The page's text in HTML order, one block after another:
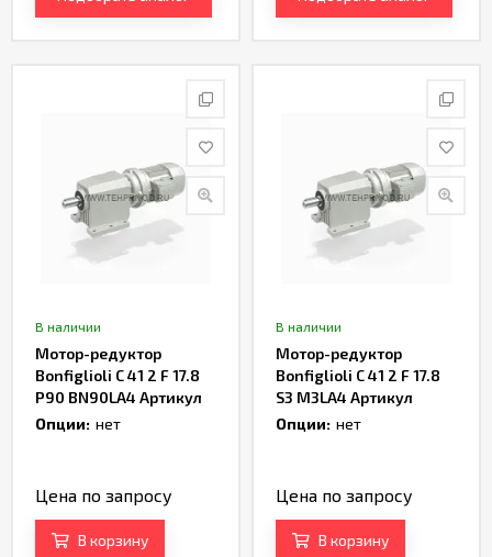
В наличии
Мотор-редуктор
Bonfiglioli C 41 2 F 17.8
P90 BN90LA4 Артикул
TH162966
Опции: нет
Цена по запросу
В корзину
В наличии
Мотор-редуктор
Bonfiglioli C 41 2 F 17.8
S3 M3LA4 Артикул
TH163938
Опции: нет
Цена по запросу
В корзину